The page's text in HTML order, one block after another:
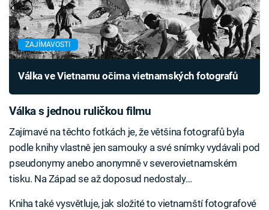
ZAJÍMAVOSTI
Válka ve Vietnamu očima vietnamských fotografů
Válka s jednou ruličkou filmu
Zajímavé na těchto fotkách je, že většina fotografů byla
podle knihy vlastně jen samouky a své snímky vydávali pod
pseudonymy anebo anonymně v severovietnamském
tisku. Na Západ se až doposud nedostaly…
Kniha také vysvětluje, jak složité to vietnamští fotografové